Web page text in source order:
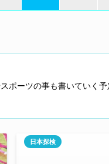
ポーツの事も書いていく予
日本探検